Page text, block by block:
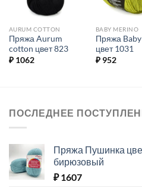
AURUM COTTON
Пряжа Aurum
cotton цвет 823
₽1062
BABY MERINO
Пряжа
цвет 1031
₽952
ПОСЛЕДНЕЕ
Пряжа Пушинка
бирюзовый
₽1607